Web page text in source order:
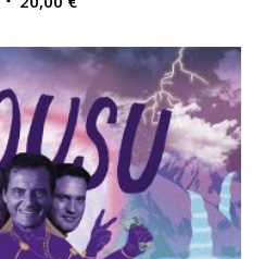
oli:
40,00 €.
on:
20,00 €.